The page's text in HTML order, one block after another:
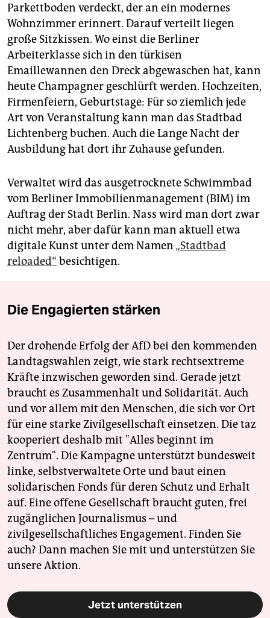
Parkettboden verdeckt, der an ein modernes
Wohnzimmer erinnert. Darauf verteilt liegen
große Sitzkissen. Wo einst die Berliner
Arbeiterklasse sich in den türkisen
Emaillewannen den Dreck abgewaschen hat, kann
heute Champagner geschlürft werden. Hochzeiten,
Firmenfeiern, Geburtstage: Für so ziemlich jede
Art von Veranstaltung kann man das Stadtbad
Lichtenberg buchen. Auch die Lange Nacht der
Ausbildung hat dort ihr Zuhause gefunden.
Verwaltet wird das ausgetrocknete Schwimmbad
vom Berliner Immobilienmanagement (BIM) im
Auftrag der Stadt Berlin. Nass wird man dort zwar
nicht mehr, aber dafür kann man aktuell etwa
digitale Kunst unter dem Namen „Stadtbad
reloaded“ besichtigen.
Die Engagierten stärken
Der drohende Erfolg der AfD bei den kommenden
Landtagswahlen zeigt, wie stark rechtsextreme
Kräfte inzwischen geworden sind. Gerade jetzt
braucht es Zusammenhalt und Solidarität. Auch
und vor allem mit den Menschen, die sich vor Ort
für eine starke Zivilgesellschaft einsetzen. Die taz
kooperiert deshalb mit "Alles beginnt im
Zentrum". Die Kampagne unterstützt bundesweit
linke, selbstverwaltete Orte und baut einen
solidarischen Fonds für deren Schutz und Erhalt
auf. Eine offene Gesellschaft braucht guten, frei
zugänglichen Journalismus – und
zivilgesellschaftliches Engagement. Finden Sie
auch? Dann machen Sie mit und unterstützen Sie
unsere Aktion.
Jetzt unterstützen